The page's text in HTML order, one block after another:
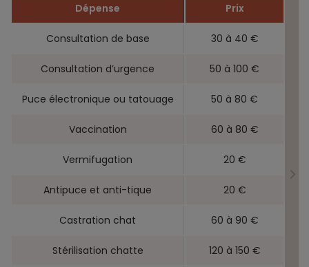
Dépense Prix
Consultation de base 30 à 40 €
Consultation d’urgence 50 à 100 €
Puce électronique ou tatouage 50 à 80 €
Vaccination 60 à 80 €
Vermifugation 20 €
Antipuce et anti-tique 20 €
Castration chat 60 à 90 €
Stérilisation chatte 120 à 150 €